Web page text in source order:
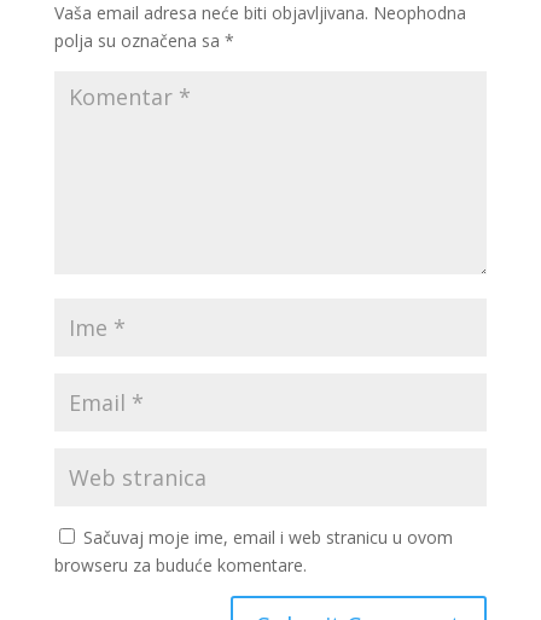
Vaša email adresa neće biti objavljivana. Neophodna
polja su označena sa *
Sačuvaj moje ime, email i web stranicu u ovom
browseru za buduće komentare.